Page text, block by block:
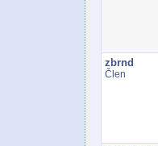
zbrnd
Člen